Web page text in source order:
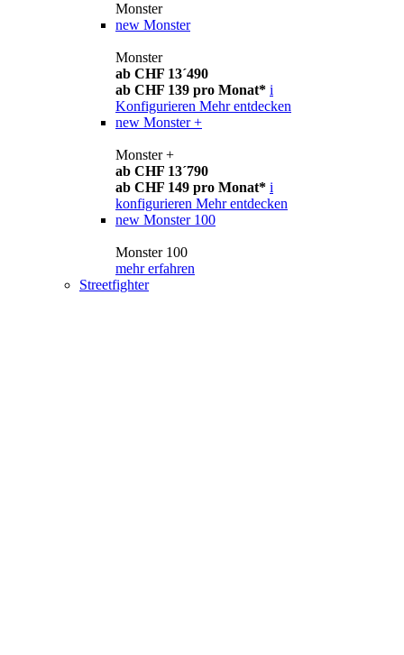
Monster
new Monster
Monster
ab CHF 13´490
ab CHF 139 pro Monat* i
Konfigurieren Mehr entdecken
new Monster +
Monster +
ab CHF 13´790
ab CHF 149 pro Monat* i
konfigurieren Mehr entdecken
new Monster 100
Monster 100
mehr erfahren
Streetfighter